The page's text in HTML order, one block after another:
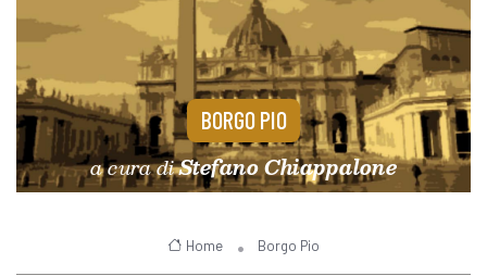
BORGO PIO
a cura diStefano Chiappalone
Home Borgo Pio